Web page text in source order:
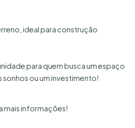
ideal para construção
para quem busca um espaço
sonhos ou um investimento!
mais informações!